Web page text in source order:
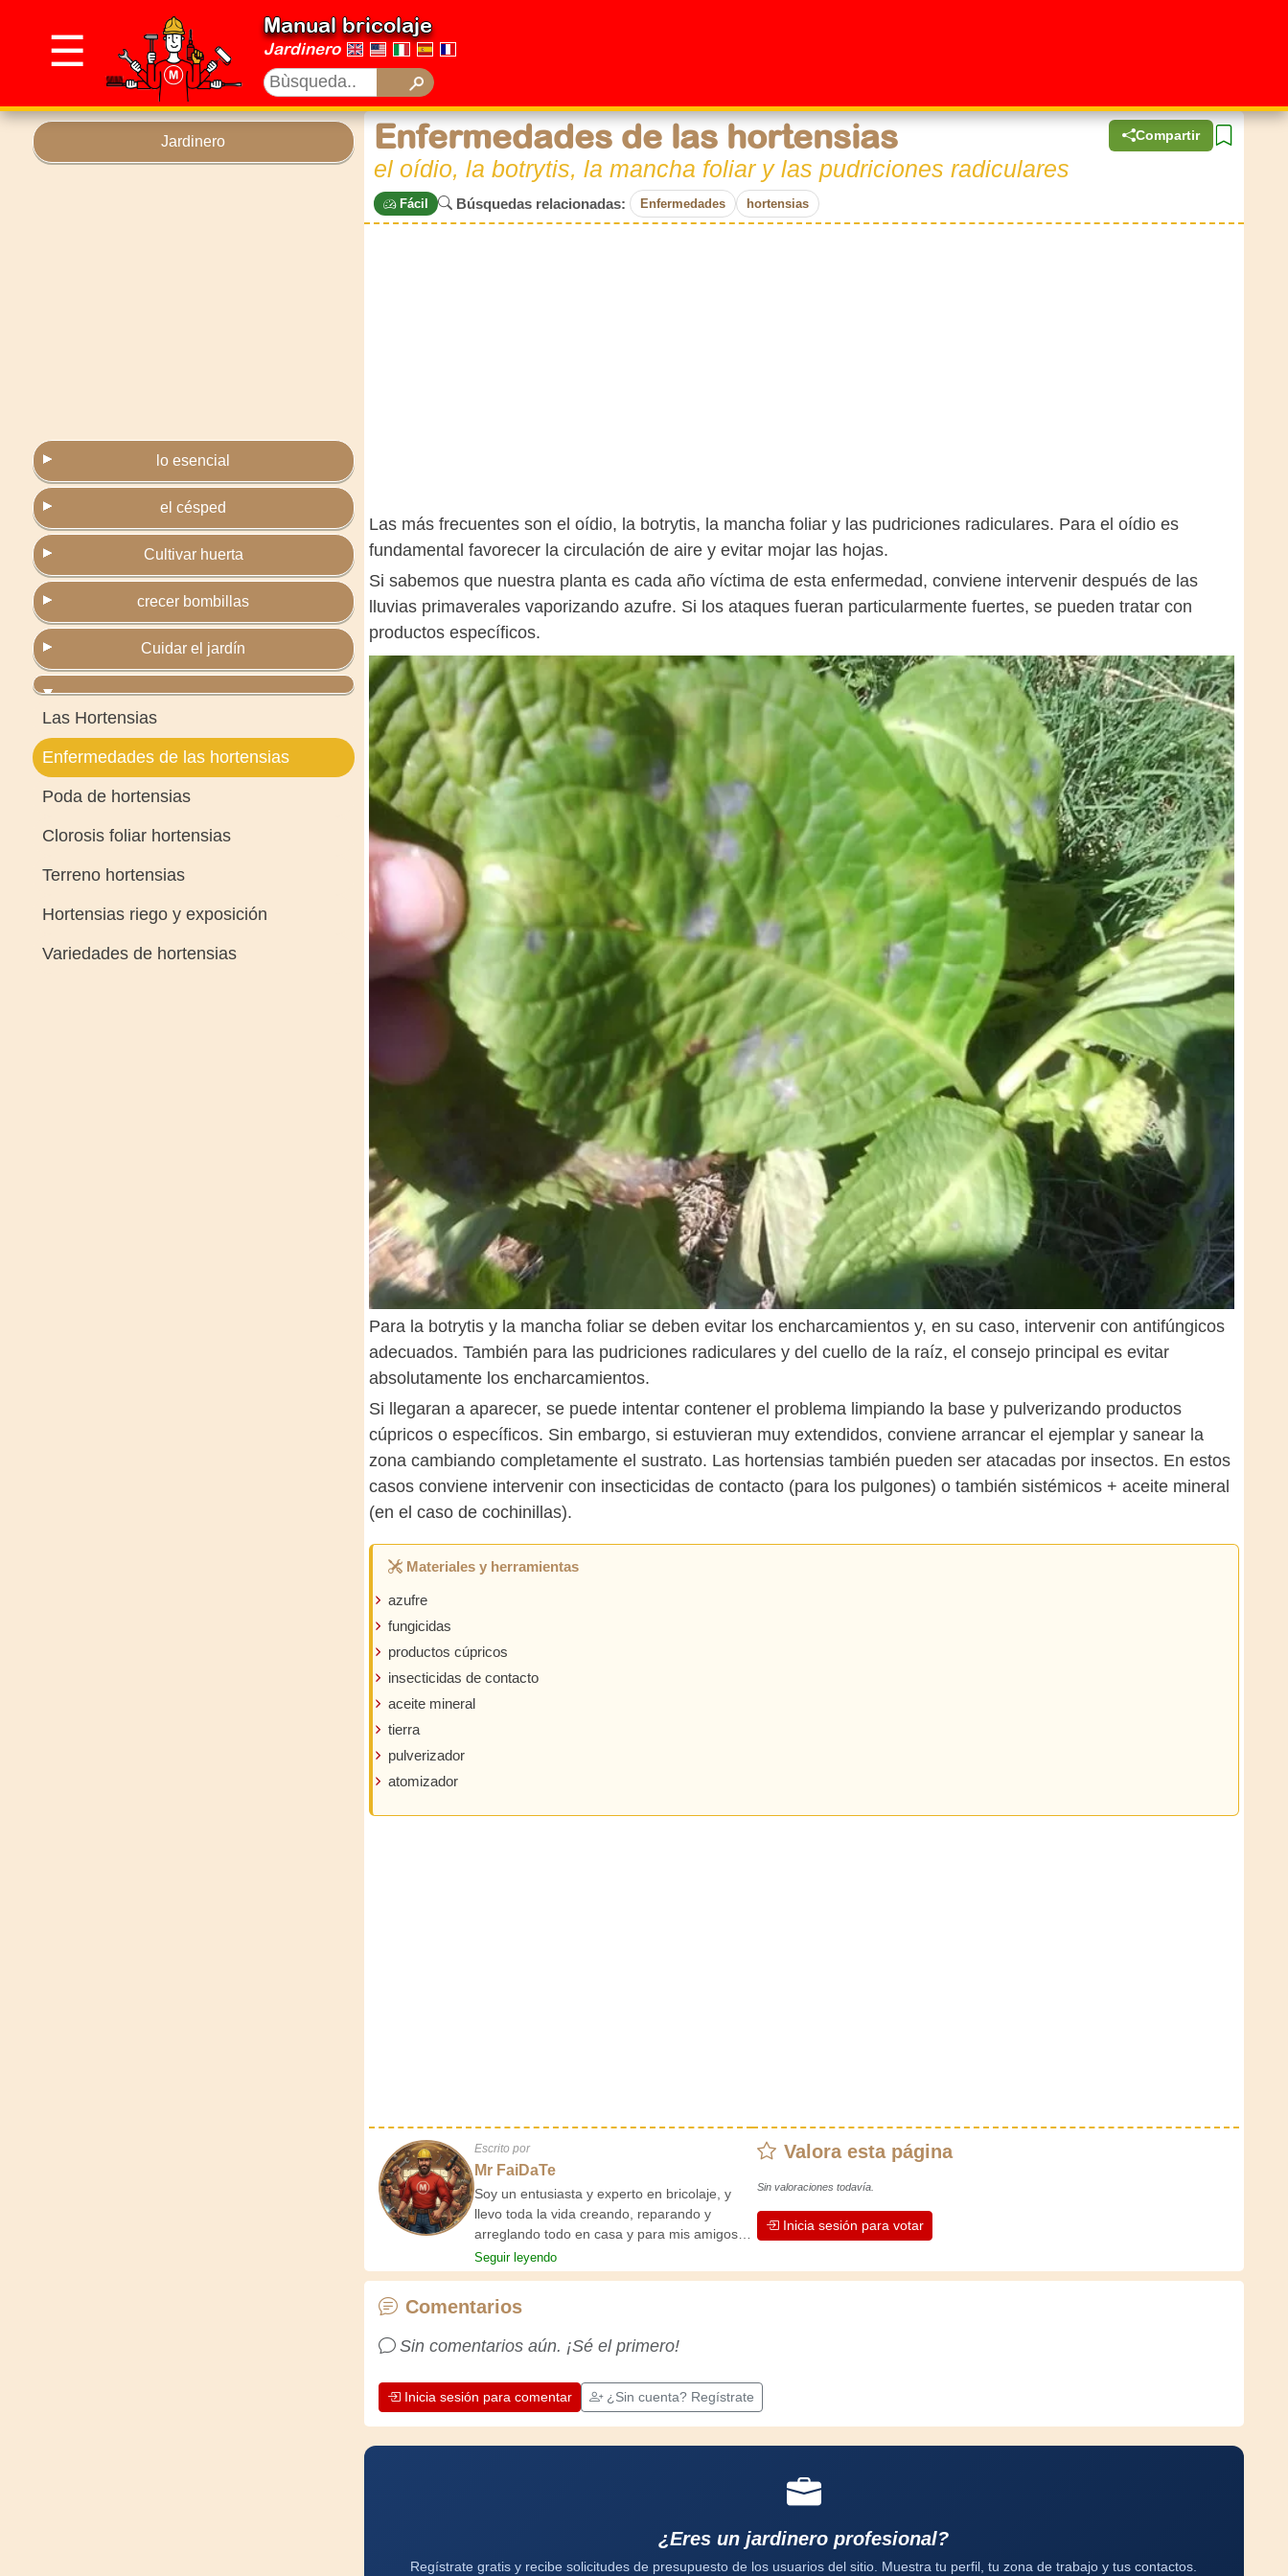
☰
Manual bricolaje
Jardinero
Jardinero
lo esencial
el césped
Cultivar huerta
crecer bombillas
Cuidar el jardín
Las Hortensias
Enfermedades de las hortensias
Poda de hortensias
Clorosis foliar hortensias
Terreno hortensias
Hortensias riego y exposición
Variedades de hortensias
Compartir
Enfermedades de las hortensias
el oídio, la botrytis, la mancha foliar y las pudriciones radiculares
Fácil Búsquedas relacionadas: Enfermedades hortensias
Las más frecuentes son el oídio, la botrytis, la mancha foliar y las pudriciones radiculares. Para el oídio es
fundamental favorecer la circulación de aire y evitar mojar las hojas.
Si sabemos que nuestra planta es cada año víctima de esta enfermedad, conviene intervenir después de las
lluvias primaverales vaporizando azufre. Si los ataques fueran particularmente fuertes, se pueden tratar con
productos específicos.
Para la botrytis y la mancha foliar se deben evitar los encharcamientos y, en su caso, intervenir con antifúngicos
adecuados. También para las pudriciones radiculares y del cuello de la raíz, el consejo principal es evitar
absolutamente los encharcamientos.
Si llegaran a aparecer, se puede intentar contener el problema limpiando la base y pulverizando productos
cúpricos o específicos. Sin embargo, si estuvieran muy extendidos, conviene arrancar el ejemplar y sanear la
zona cambiando completamente el sustrato. Las hortensias también pueden ser atacadas por insectos. En estos
casos conviene intervenir con insecticidas de contacto (para los pulgones) o también sistémicos + aceite mineral
(en el caso de cochinillas).
Materiales y herramientas
azufre
fungicidas
productos cúpricos
insecticidas de contacto
aceite mineral
tierra
pulverizador
atomizador
Escrito por
Mr FaiDaTe
Soy un entusiasta y experto en bricolaje, y
llevo toda la vida creando, reparando y
arreglando todo en casa y para mis amigos.
Mis abuelos me enseñaron lo básico desde
pequeño, y desde entonces he adquirido una
Te mantiene activo y alerta, y te hace
profesionales ponen en su trabajo.
oportunidad para mejorar. ¡Diviértete!
Seguir leyendo
Valora esta página
Sin valoraciones todavía.
Inicia sesión para votar
Comentarios
Sin comentarios aún. ¡Sé el primero!
Inicia sesión para comentar ¿Sin cuenta? Regístrate
¿Eres un jardinero profesional?
Regístrate gratis y recibe solicitudes de presupuesto de los usuarios del sitio. Muestra tu perfil, tu zona de trabajo y tus contactos.